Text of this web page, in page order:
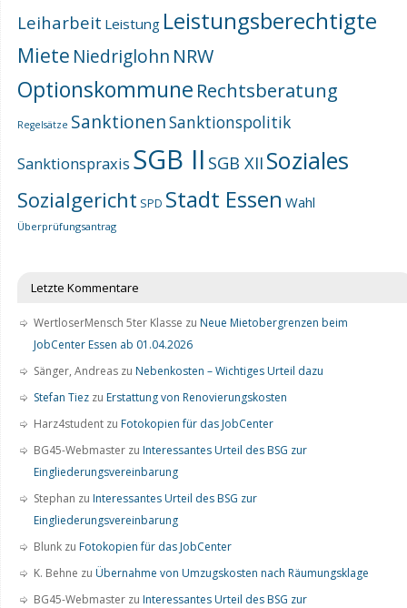
Leiharbeit Leistung Leistungsberechtigte
Miete Niedriglohn NRW
Optionskommune Rechtsberatung
Regelsätze SanktionenSanktionspolitik
Sanktionspraxis SGB II SGB XII Soziales
Sozialgericht SPD Stadt Essen Wahl
Überprüfungsantrag
Letzte Kommentare
WertloserMensch 5ter Klasse zu Neue Mietobergrenzen beim
JobCenter Essen ab 01.04.2026
Sänger, Andreas zu Nebenkosten – Wichtiges Urteil dazu
Stefan Tiez zu Erstattung von Renovierungskosten
Harz4student zu Fotokopien für das JobCenter
BG45-Webmaster zu Interessantes Urteil des BSG zur
Eingliederungsvereinbarung
Stephan zu Interessantes Urteil des BSG zur
Eingliederungsvereinbarung
Blunk zu Fotokopien für das JobCenter
K. Behne zu Übernahme von Umzugskosten nach Räumungsklage
BG45-Webmaster zu Interessantes Urteil des BSG zur